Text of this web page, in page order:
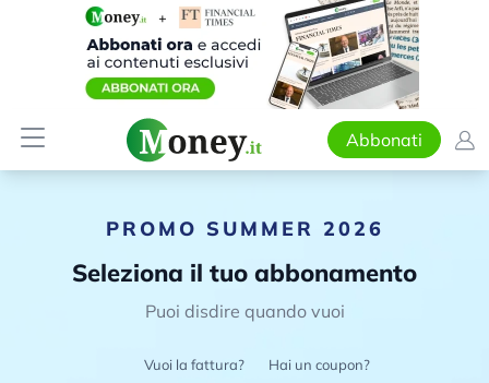
Abbonati
PROMO SUMMER 2026
Seleziona il tuo abbonamento
Puoi disdire quando vuoi
Vuoi la fattura? Hai un coupon?